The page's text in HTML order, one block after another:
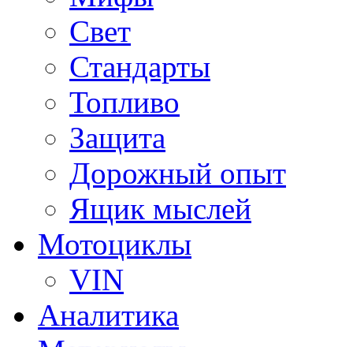
Свет
Стандарты
Топливо
Защита
Дорожный опыт
Ящик мыслей
Мотоциклы
VIN
Аналитика